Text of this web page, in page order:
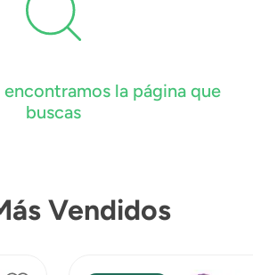
encontramos la página que
buscas
Vendidos